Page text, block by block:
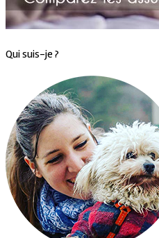
Qui suis-je ?